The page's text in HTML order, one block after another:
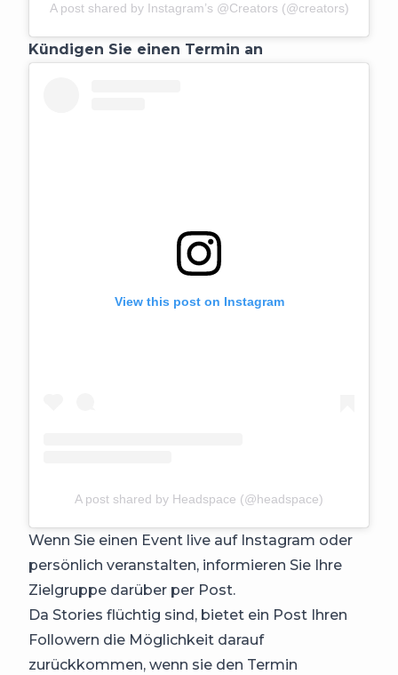
A post shared by Instagram’s @Creators (@creators)
Kündigen Sie einen Termin an
View this post on Instagram
A post shared by Headspace (@headspace)
Wenn Sie einen Event live auf Instagram oder
persönlich veranstalten, informieren Sie Ihre
Zielgruppe darüber per Post.
Da Stories flüchtig sind, bietet ein Post Ihren
Followern die Möglichkeit darauf
zurückkommen, wenn sie den Termin